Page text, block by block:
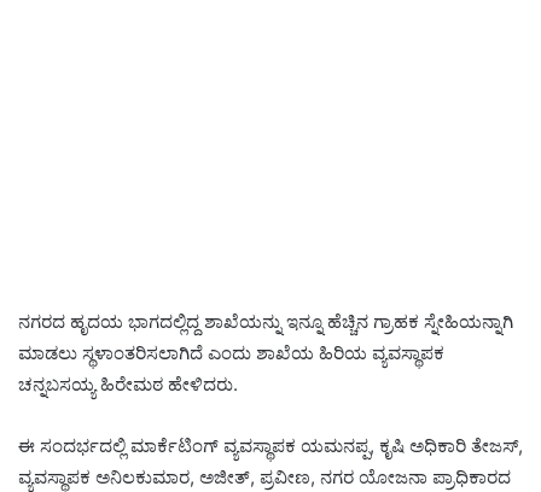
ನಗರದ ಹೃದಯ ಭಾಗದಲ್ಲಿದ್ದ ಶಾಖೆಯನ್ನು ಇನ್ನೂ ಹೆಚ್ಚಿನ ಗ್ರಾಹಕ ಸ್ನೇಹಿಯನ್ನಾಗಿ
ಮಾಡಲು ಸ್ಥಳಾಂತರಿಸಲಾಗಿದೆ ಎಂದು ಶಾಖೆಯ ಹಿರಿಯ ವ್ಯವಸ್ಥಾಪಕ
ಚನ್ನಬಸಯ್ಯ ಹಿರೇಮಠ ಹೇಳಿದರು.
ಈ ಸಂದರ್ಭದಲ್ಲಿ ಮಾರ್ಕೆಟಿಂಗ್ ವ್ಯವಸ್ಥಾಪಕ ಯಮನಪ್ಪ, ಕೃಷಿ ಅಧಿಕಾರಿ ತೇಜಸ್,
ವ್ಯವಸ್ಥಾಪಕ ಅನಿಲಕುಮಾರ, ಅಜೀತ್, ಪ್ರವೀಣ, ನಗರ ಯೋಜನಾ ಪ್ರಾಧಿಕಾರದ